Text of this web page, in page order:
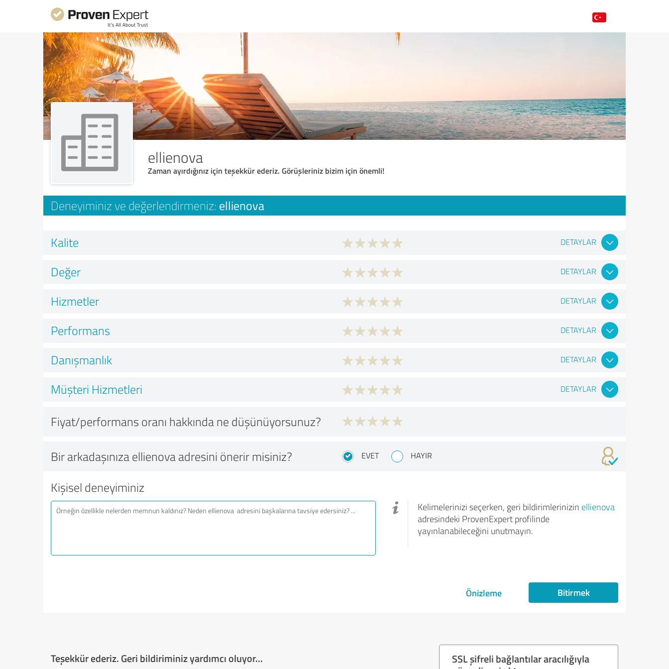
ellienova
Zaman ayırdığınız için teşekkür ederiz. Görüşleriniz bizim için önemli!
Deneyiminiz ve değerlendirmeniz: ellienova
Kalite DETAYLAR
Değer DETAYLAR
Hizmetler DETAYLAR
Performans DETAYLAR
Danışmanlık DETAYLAR
Müşteri Hizmetleri DETAYLAR
Fiyat/performans oranı hakkında ne düşünüyorsunuz?
Bir arkadaşınıza ellienova adresini önerir misiniz? EVET HAYIR
Kişisel deneyiminiz
Kelimelerinizi seçerken, geri bildirimlerinizin ellienova
adresindeki ProvenExpert profilinde
yayınlanabileceğini unutmayın.
Önizleme Bitirmek
Teşekkür ederiz. Geri bildiriminiz yardımcı oluyor...
SSL şifreli bağlantılar aracılığıyla